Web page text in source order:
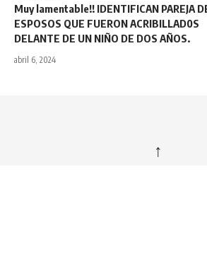
Muy lamentable!! IDENTIFICAN PAREJA
ESPOSOS QUE FUERON ACRIBILLAD0S
DELANTE DE UN NIÑO DE DOS AÑOS.
abril 6, 2024
↑